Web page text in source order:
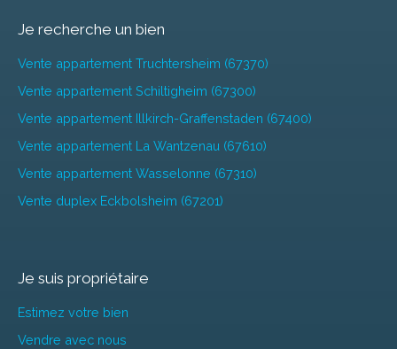
Je recherche un bien
Vente appartement Truchtersheim (67370)
Vente appartement Schiltigheim (67300)
Vente appartement Illkirch-Graffenstaden (67400)
Vente appartement La Wantzenau (67610)
Vente appartement Wasselonne (67310)
Vente duplex Eckbolsheim (67201)
Je suis propriétaire
Estimez votre bien
Vendre avec nous